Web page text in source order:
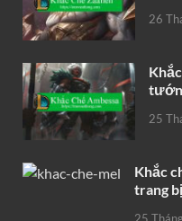
26
25
Khắc
trang